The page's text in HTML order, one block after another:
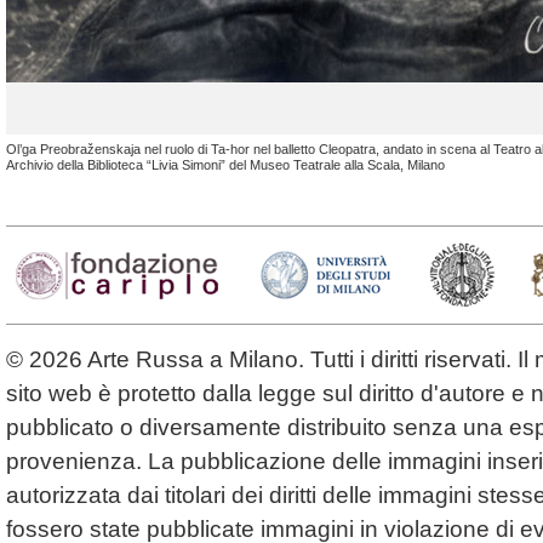
Ol’ga Preobraženskaja nel ruolo di Ta-hor nel balletto Cleopatra, andato in scena al Teatro
Archivio della Biblioteca “Livia Simoni” del Museo Teatrale alla Scala, Milano
© 2026 Arte Russa a Milano. Tutti i diritti riservati. Il
sito web è protetto dalla legge sul diritto d'autore e
pubblicato o diversamente distribuito senza una
provenienza. La pubblicazione delle immagini
autorizzata dai titolari dei diritti delle immagini
fossero state pubblicate immagini in violazione di